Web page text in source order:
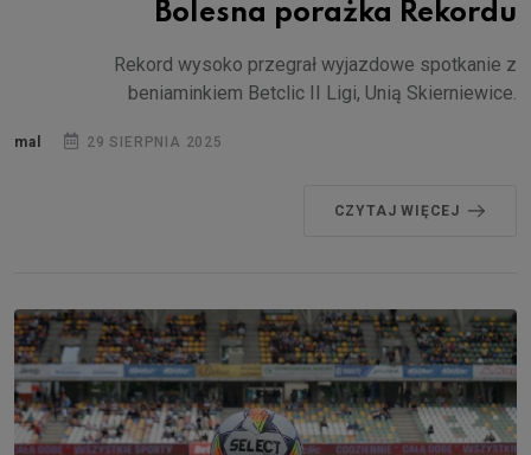
Bolesna porażka Rekordu
Rekord wysoko przegrał wyjazdowe spotkanie z
beniaminkiem Betclic II Ligi, Unią Skierniewice.
mal 29 SIERPNIA 2025
CZYTAJ WIĘCEJ